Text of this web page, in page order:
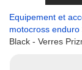
Equipement et
motocross enduro
Black - Verres